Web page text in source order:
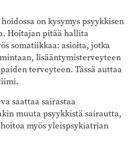
hoidossa on kysymys psyykkisen
Hoitajan pitää hallita
somatiikkaa: asioita, jotka
lisääntymisterveyteen
terveyteen. Tässä auttaa
saattaa sairastaa
muuta psyykkistä sairautta,
myös yleispsykiatrian